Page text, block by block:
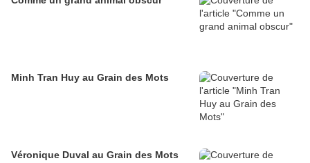
Minh Tran Huy au Grain des Mots
Véronique Duval au Grain des Mots